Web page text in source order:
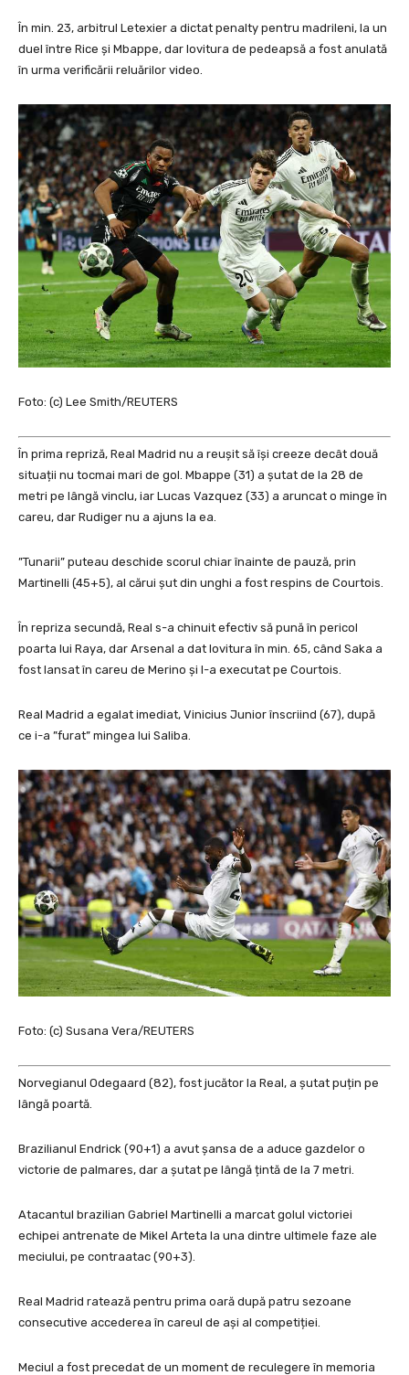
În min. 23, arbitrul Letexier a dictat penalty pentru madrileni, la un
duel între Rice și Mbappe, dar lovitura de pedeapsă a fost anulată
în urma verificării reluărilor video.
Foto: (c) Lee Smith/REUTERS
În prima repriză, Real Madrid nu a reușit să își creeze decât două
situații nu tocmai mari de gol. Mbappe (31) a șutat de la 28 de
metri pe lângă vinclu, iar Lucas Vazquez (33) a aruncat o minge în
careu, dar Rudiger nu a ajuns la ea.
”Tunarii” puteau deschide scorul chiar înainte de pauză, prin
Martinelli (45+5), al cărui șut din unghi a fost respins de Courtois.
În repriza secundă, Real s-a chinuit efectiv să pună în pericol
poarta lui Raya, dar Arsenal a dat lovitura în min. 65, când Saka a
fost lansat în careu de Merino și l-a executat pe Courtois.
Real Madrid a egalat imediat, Vinicius Junior înscriind (67), după
ce i-a ”furat” mingea lui Saliba.
Foto: (c) Susana Vera/REUTERS
Norvegianul Odegaard (82), fost jucător la Real, a șutat puțin pe
lângă poartă.
Brazilianul Endrick (90+1) a avut șansa de a aduce gazdelor o
victorie de palmares, dar a șutat pe lângă țintă de la 7 metri.
Atacantul brazilian Gabriel Martinelli a marcat golul victoriei
echipei antrenate de Mikel Arteta la una dintre ultimele faze ale
meciului, pe contraatac (90+3).
Real Madrid ratează pentru prima oară după patru sezoane
consecutive accederea în careul de ași al competiției.
Meciul a fost precedat de un moment de reculegere în memoria